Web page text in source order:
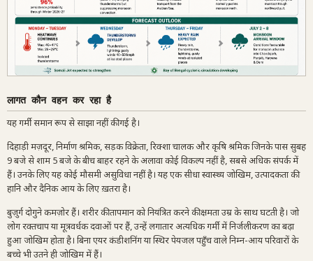
लागत कौन वहन कर रहा है
यह गर्मी समान रूप से साझा नहीं की गई है।
दिहाड़ी मज़दूर, निर्माण श्रमिक, सड़क विक्रेता, रिक्शा चालक और कृषि श्रमिक जिनके पास सुबह
9 बजे से शाम 5 बजे के बीच बाहर रहने के अलावा कोई विकल्प नहीं है, सबसे अधिक संपर्क में
हैं। उनके लिए यह कोई मौसमी असुविधा नहीं है। यह एक सीधा स्वास्थ्य जोखिम, उत्पादकता की
हानि और दैनिक आय के लिए ख़तरा है।
बुज़ुर्ग दोगुने कमज़ोर हैं। शरीर की तापमान को नियंत्रित करने की क्षमता उम्र के साथ घटती है। जो
लोग रक्तचाप या मूत्रवर्धक दवाओं पर हैं, उन्हें लगातार अत्यधिक गर्मी में निर्जलीकरण का बढ़ा
हुआ जोखिम होता है। बिना एयर कंडीशनिंग या स्थिर पेयजल पहुँच वाले निम्न-आय परिवारों के
बच्चे भी उतने ही जोखिम में हैं।